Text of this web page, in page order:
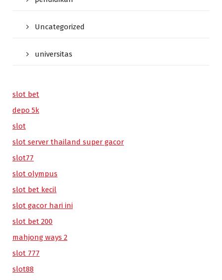
Uncategorized
universitas
slot bet
depo 5k
slot
slot server thailand super gacor
slot77
slot olympus
slot bet kecil
slot gacor hari ini
slot bet 200
mahjong ways 2
slot 777
slot88